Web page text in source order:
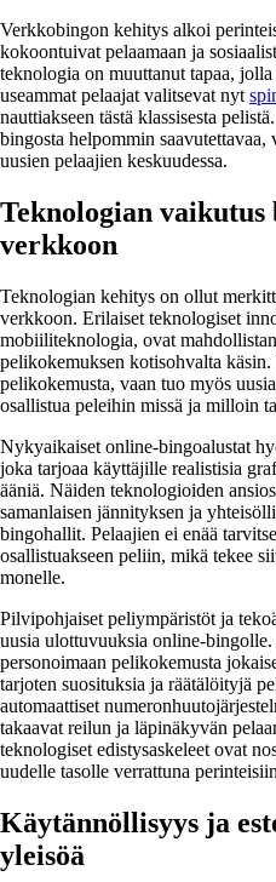
Verkkobingon kehitys alkoi
kokoontuivat pelaamaan ja
teknologia on muuttanut tapaa,
useammat pelaajat valitsevat nyt
nauttiakseen tästä klassisesta
bingosta helpommin
uusien pelaajien keskuudessa.
Teknologian vaikutus
verkkoon
Teknologian kehitys on ollut
verkkoon. Erilaiset teknologiset
mobiiliteknologia, ovat
pelikokemuksen kotisohvalta käsin.
pelikokemusta, vaan tuo myös
osallistua peleihin missä ja milloin
Nykyaikaiset online-bingoalustat
joka tarjoaa käyttäjille realistisia
ääniä. Näiden teknologioiden
samanlaisen jännityksen ja
bingohallit. Pelaajien ei enää
osallistuakseen peliin, mikä tekee
monelle.
Pilvipohjaiset peliympäristöt ja
uusia ulottuvuuksia online-
personoimaan pelikokemusta
tarjoten suosituksia ja räätälöityjä
automaattiset
takaavat reilun ja läpinäkyvän
teknologiset edistysaskeleet ovat
uudelle tasolle verrattuna
Käytännöllisyys ja
yleisöä